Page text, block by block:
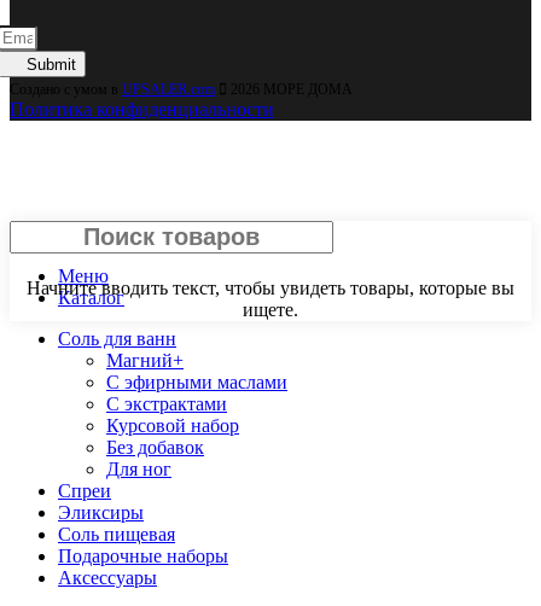
Submit
Создано с умом в UPSALER.com 2026 МОРЕ ДОМА
Политика конфиденциальности
Начните вводить текст, чтобы увидеть товары, которые вы
ищете.
Поиск
Меню
Каталог
Соль для ванн
Магний+
С эфирными маслами
С экстрактами
Курсовой набор
Без добавок
Для ног
Спреи
Эликсиры
Соль пищевая
Подарочные наборы
Аксессуары